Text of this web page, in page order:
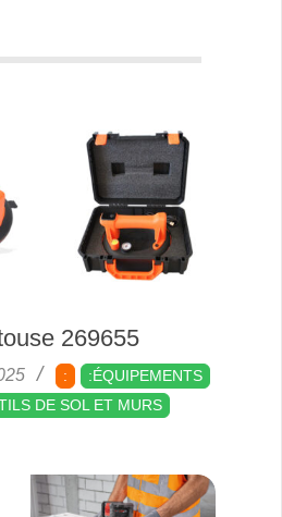
269655
:
:ÉQUIPEMENTS
DE SOL ET MURS